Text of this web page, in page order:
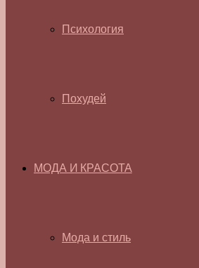
Психология
Похудей
МОДА И КРАСОТА
Мода и стиль